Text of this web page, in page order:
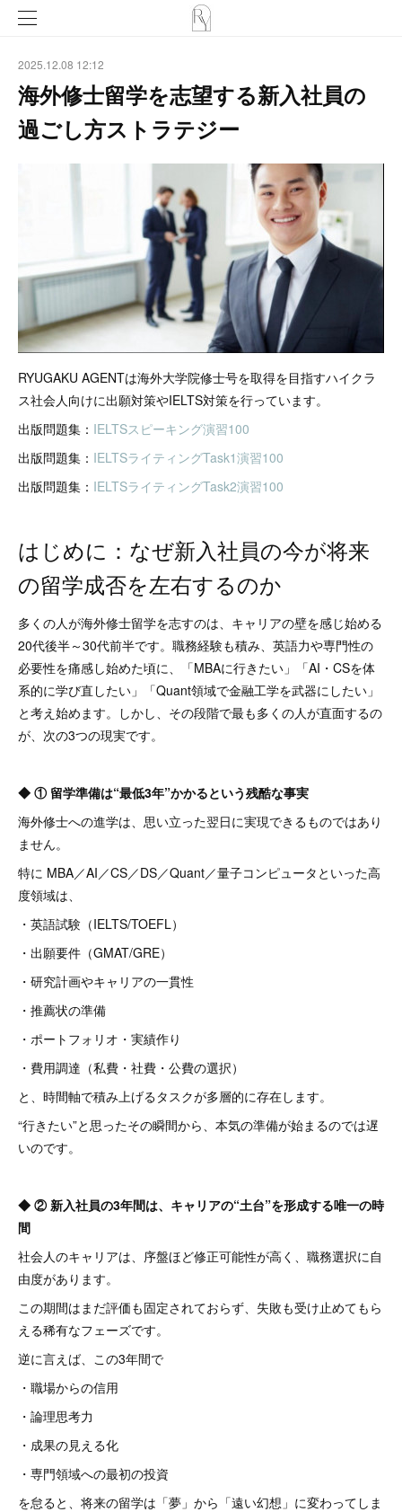
2025.12.08 12:12
海外修士留学を志望する新入社員の
過ごし方ストラテジー
RYUGAKU AGENTは海外大学院修士号を取得を目指すハイクラ
ス社会人向けに出願対策やIELTS対策を行っています。
出版問題集： IELTSスピーキング演習100
出版問題集： IELTSライティングTask1演習100
出版問題集： IELTSライティングTask2演習100
はじめに：なぜ新入社員の今が将来
の留学成否を左右するのか
多くの人が海外修士留学を志すのは、キャリアの壁を感じ始める
20代後半～30代前半です。職務経験も積み、英語力や専門性の
必要性を痛感し始めた頃に、「MBAに行きたい」「AI・CSを体
系的に学び直したい」「Quant領域で金融工学を武器にしたい」
と考え始めます。しかし、その段階で最も多くの人が直面するの
が、次の3つの現実です。
◆ ① 留学準備は“最低3年”かかるという残酷な事実
海外修士への進学は、思い立った翌日に実現できるものではあり
ません。
特に MBA／AI／CS／DS／Quant／量子コンピュータといった高
度領域は、
・英語試験（IELTS/TOEFL）
・出願要件（GMAT/GRE）
・研究計画やキャリアの一貫性
・推薦状の準備
・ポートフォリオ・実績作り
・費用調達（私費・社費・公費の選択）
と、時間軸で積み上げるタスクが多層的に存在します。
“行きたい”と思ったその瞬間から、本気の準備が始まるのでは遅
いのです。
◆ ② 新入社員の3年間は、キャリアの“土台”を形成する唯一の時
間
社会人のキャリアは、序盤ほど修正可能性が高く、職務選択に自
由度があります。
この期間はまだ評価も固定されておらず、失敗も受け止めてもら
える稀有なフェーズです。
逆に言えば、この3年間で
・職場からの信用
・論理思考力
・成果の見える化
・専門領域への最初の投資
を怠ると、将来の留学は「夢」から「遠い幻想」に変わってしま